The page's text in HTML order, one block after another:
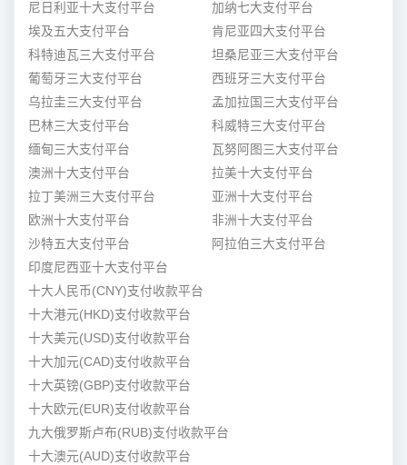
尼日利亚十大支付平台
加纳七大支付平台
埃及五大支付平台
肯尼亚四大支付平台
科特迪瓦三大支付平台
坦桑尼亚三大支付平台
葡萄牙三大支付平台
西班牙三大支付平台
乌拉圭三大支付平台
孟加拉国三大支付平台
巴林三大支付平台
科威特三大支付平台
缅甸三大支付平台
瓦努阿图三大支付平台
澳洲十大支付平台
拉美十大支付平台
拉丁美洲三大支付平台
亚洲十大支付平台
欧洲十大支付平台
非洲十大支付平台
沙特五大支付平台
阿拉伯三大支付平台
印度尼西亚十大支付平台
十大人民币(CNY)支付收款平台
十大港元(HKD)支付收款平台
十大美元(USD)支付收款平台
十大加元(CAD)支付收款平台
十大英镑(GBP)支付收款平台
十大欧元(EUR)支付收款平台
九大俄罗斯卢布(RUB)支付收款平台
十大澳元(AUD)支付收款平台